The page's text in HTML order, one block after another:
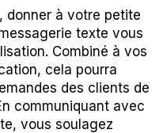
donner à votre petite
texte vous
Combiné à vos
cela pourra
des clients de
communiquant avec
vous soulagez